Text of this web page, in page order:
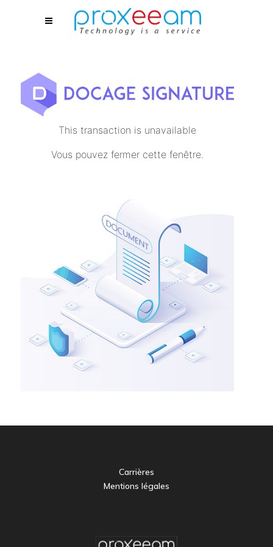
Carrières
Mentions légales